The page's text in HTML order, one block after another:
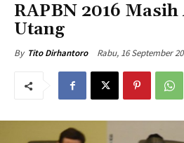
RAPBN 2016
Utang
By Tito Dirhantoro Rabu, 16 September